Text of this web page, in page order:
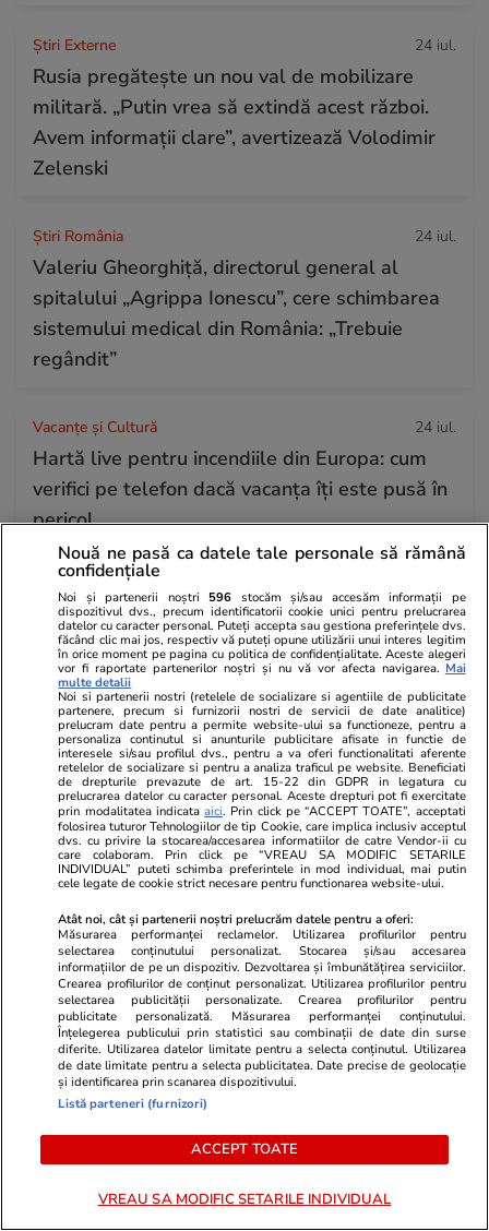
Știri Externe 24 iul.
Rusia pregătește un nou val de mobilizare
militară. „Putin vrea să extindă acest război.
Avem informații clare”, avertizează Volodimir
Zelenski
Știri România 24 iul.
Valeriu Gheorghiță, directorul general al
spitalului „Agrippa Ionescu”, cere schimbarea
sistemului medical din România: „Trebuie
regândit”
Vacanțe și Cultură 24 iul.
Hartă live pentru incendiile din Europa: cum
verifici pe telefon dacă vacanța îți este pusă în
pericol
Citește mai multe
TRENDING
Știri România 24 iul.
Procurorii DNA ar fi găsit 500.000 de euro
cash acasă la directorul general al Uzinei
Mecanice Plopeni, precum și două ceasuri
Patek Philippe și Rolex
Horoscop Urania | Previziuni astrologice pentru
perioada 25 – 31 iulie 2026. Luna Plină în
Vărsător
Știri România 23 iul.
Haos la admiterea la ASE 2026: candidaților li
înainte de a afla unde au fost repartizați
Nouă ne pasă ca datele tale personale să rămână
confidențiale
Noi și partenerii noștri 596 stocăm și/sau accesăm informații pe
dispozitivul dvs., precum identificatorii cookie unici pentru prelucrarea
datelor cu caracter personal. Puteți accepta sau gestiona preferințele dvs.
făcând clic mai jos, respectiv vă puteți opune utilizării unui interes legitim
în orice moment pe pagina cu politica de confidențialitate. Aceste alegeri
vor fi raportate partenerilor noștri și nu vă vor afecta navigarea. Mai
multe detalii
Noi si partenerii nostri (retelele de socializare si agentiile de publicitate
partenere, precum si furnizorii nostri de servicii de date analitice)
prelucram date pentru a permite website-ului sa functioneze, pentru a
personaliza continutul si anunturile publicitare afisate in functie de
interesele si/sau profilul dvs., pentru a va oferi functionalitati aferente
retelelor de socializare si pentru a analiza traficul pe website. Beneficiati
de drepturile prevazute de art. 15-22 din GDPR in legatura cu
prelucrarea datelor cu caracter personal. Aceste drepturi pot fi exercitate
prin modalitatea indicataaici. Prin click pe “ACCEPT TOATE”, acceptati
folosirea tuturor Tehnologiilor de tip Cookie, care implica inclusiv acceptul
dvs. cu privire la stocarea/accesarea informatiilor de catre Vendor-ii cu
care colaboram. Prin click pe “VREAU SA MODIFIC SETARILE
INDIVIDUAL” puteti schimba preferintele in mod individual, mai putin
cele legate de cookie strict necesare pentru functionarea website-ului.
Atât noi, cât și partenerii noștri prelucrăm datele pentru a oferi:
Măsurarea performanței reclamelor. Utilizarea profilurilor pentru
selectarea conținutului personalizat. Stocarea și/sau accesarea
informațiilor de pe un dispozitiv. Dezvoltarea și îmbunătățirea serviciilor.
Crearea profilurilor de conținut personalizat. Utilizarea profilurilor pentru
selectarea publicității personalizate. Crearea profilurilor pentru
publicitate personalizată. Măsurarea performanței conținutului.
Înțelegerea publicului prin statistici sau combinații de date din surse
diferite. Utilizarea datelor limitate pentru a selecta conținutul. Utilizarea
de date limitate pentru a selecta publicitatea. Date precise de geolocație
și identificarea prin scanarea dispozitivului.
Listă parteneri (furnizori)
ACCEPT TOATE
VREAU SA MODIFIC SETARILE INDIVIDUAL